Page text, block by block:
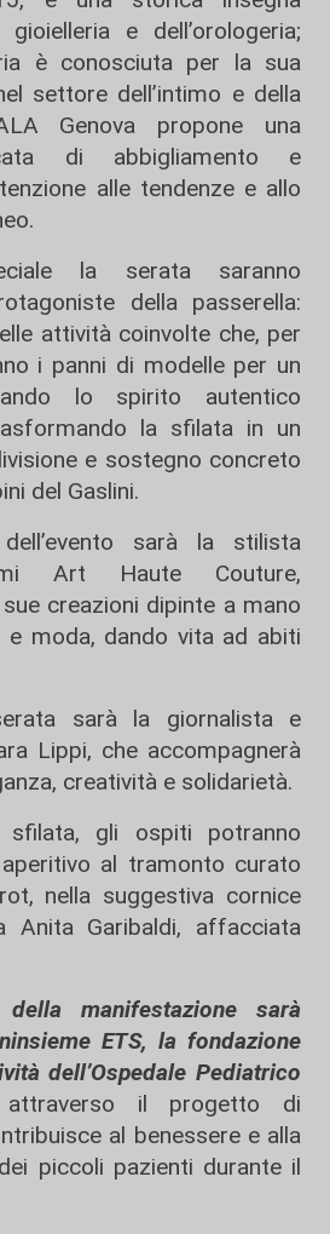
gioielleria e dell’orologeria;
è conosciuta per la sua
settore dell’intimo e della
Genova propone una
di abbigliamento e
alle tendenze e allo
la serata saranno
della passerella:
attività coinvolte che, per
i panni di modelle per un
lo spirito autentico
la sfilata in un
e sostegno concreto
del Gaslini.
sarà la stilista
Art Haute Couture,
creazioni dipinte a mano
moda, dando vita ad abiti
sarà la giornalista e
Lippi, che accompagnerà
creatività e solidarietà.
gli ospiti potranno
al tramonto curato
nella suggestiva cornice
Anita Garibaldi, affacciata
della manifestazione sarà
ETS, la fondazione
dell’Ospedale Pediatrico
il progetto di
al benessere e alla
piccoli pazienti durante il